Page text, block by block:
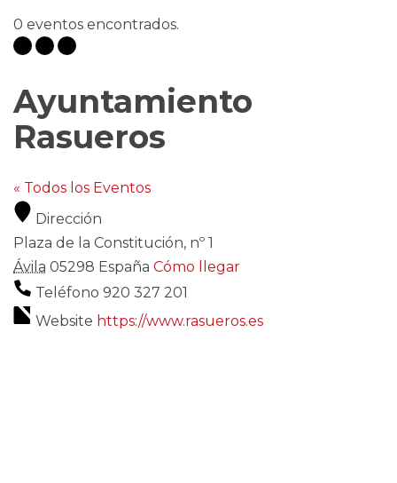
0 eventos encontrados.
Ayuntamiento
Rasueros
« Todos los Eventos
Dirección
Plaza de la Constitución, nº 1
Ávila 05298 España Cómo llegar
Teléfono 920 327 201
Website https://www.rasueros.es